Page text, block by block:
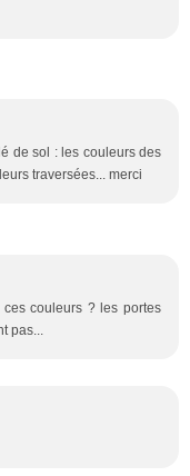
de sol : les couleurs des
traversées... merci
couleurs ? les portes
pas...